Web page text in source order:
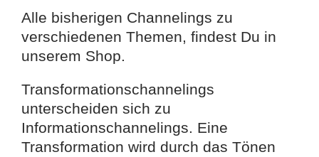
Alle bisherigen Channelings zu
verschiedenen Themen, findest Du in
unserem Shop.
Transformationschannelings
unterscheiden sich zu
Informationschannelings. Eine
Transformation wird durch das Tönen